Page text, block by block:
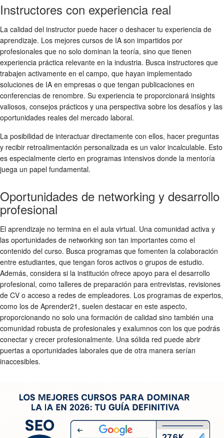
Instructores con experiencia real
La calidad del instructor puede hacer o deshacer tu experiencia de
aprendizaje. Los mejores cursos de IA son impartidos por
profesionales que no solo dominan la teoría, sino que tienen
experiencia práctica relevante en la industria. Busca instructores que
trabajen activamente en el campo, que hayan implementado
soluciones de IA en empresas o que tengan publicaciones en
conferencias de renombre. Su experiencia te proporcionará insights
valiosos, consejos prácticos y una perspectiva sobre los desafíos y las
oportunidades reales del mercado laboral.
La posibilidad de interactuar directamente con ellos, hacer preguntas
y recibir retroalimentación personalizada es un valor incalculable. Esto
es especialmente cierto en programas intensivos donde la mentoría
juega un papel fundamental.
Oportunidades de networking y desarrollo
profesional
El aprendizaje no termina en el aula virtual. Una comunidad activa y
las oportunidades de networking son tan importantes como el
contenido del curso. Busca programas que fomenten la colaboración
entre estudiantes, que tengan foros activos o grupos de estudio.
Además, considera si la institución ofrece apoyo para el desarrollo
profesional, como talleres de preparación para entrevistas, revisiones
de CV o acceso a redes de empleadores. Los programas de expertos,
como los de Aprender21, suelen destacar en este aspecto,
proporcionando no solo una formación de calidad sino también una
comunidad robusta de profesionales y exalumnos con los que podrás
conectar y crecer profesionalmente. Una sólida red puede abrir
puertas a oportunidades laborales que de otra manera serían
inaccesibles.